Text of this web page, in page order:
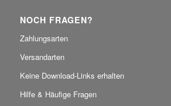
NOCH FRAGEN?
Zahlungsarten
Versandarten
Keine Download-Links erhalten
Hilfe & Häufige Fragen